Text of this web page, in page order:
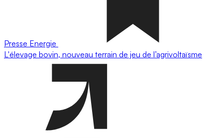
Presse Energie
L'élevage bovin, nouveau terrain de jeu de l’agrivoltaïsme